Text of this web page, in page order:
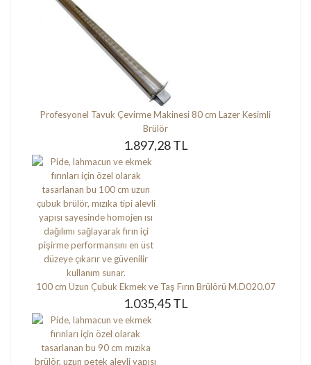
Profesyonel Tavuk Çevirme Makinesi 80 cm Lazer Kesimli
Brülör
1.897,28 TL
100 cm Uzun Çubuk Ekmek ve Taş Fırın Brülörü M.D020.07
1.035,45 TL